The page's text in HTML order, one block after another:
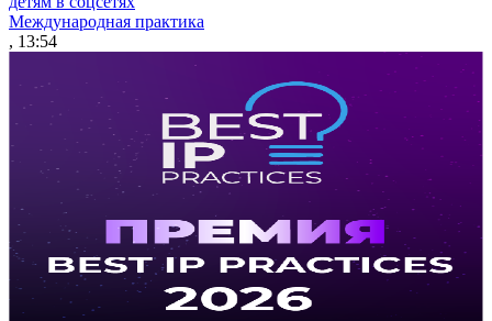
Международная практика
, 13:54